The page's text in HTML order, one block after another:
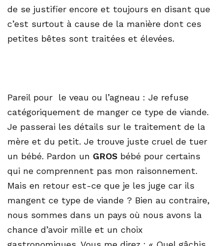
de se justifier encore et toujours en disant que
c’est surtout à cause de la manière dont ces
petites bêtes sont traitées et élevées.
Pareil pour le veau ou l’agneau : Je refuse
catégoriquement de manger ce type de viande.
Je passerai les détails sur le traitement de la
mère et du petit. Je trouve juste cruel de tuer
un bébé. Pardon un GROS bébé pour certains
qui ne comprennent pas mon raisonnement.
Mais en retour est-ce que je les juge car ils
mangent ce type de viande ? Bien au contraire,
nous sommes dans un pays où nous avons la
chance d’avoir mille et un choix